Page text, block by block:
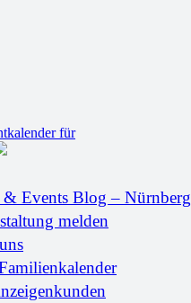
für
& Events Blog – Nürnberg
melden